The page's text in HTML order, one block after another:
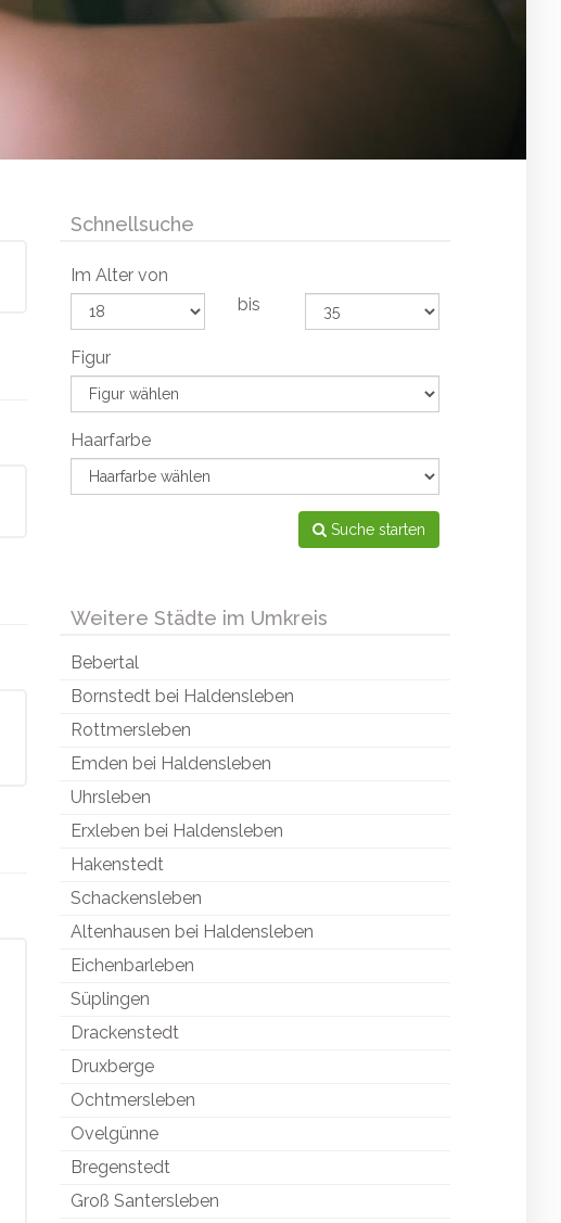
Schnellsuche
Im Alter von
bis
Figur
Haarfarbe
Suche starten
Weitere Städte im Umkreis
Bebertal
Bornstedt bei Haldensleben
Rottmersleben
Emden bei Haldensleben
Uhrsleben
Erxleben bei Haldensleben
Hakenstedt
Schackensleben
Altenhausen bei Haldensleben
Eichenbarleben
Süplingen
Drackenstedt
Druxberge
Ochtmersleben
Ovelgünne
Bregenstedt
Groß Santersleben